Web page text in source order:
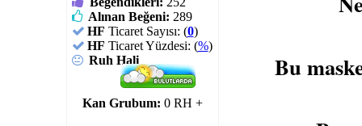
Alınan Beğeni: 289
HF Ticaret Sayısı: (0)
HF Ticaret Yüzdesi: (%)
Ruh Hali
Kan Grubum: 0 RH +
Bu